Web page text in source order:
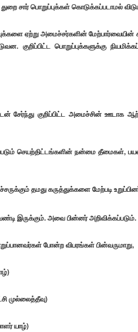
சார் பொறுப்புக்கள் கொடுக்கப்படாமல்
ஏற்று அமைச்சர்களின் மேற்பார்வையின்
பொறுப்புக்களுக்கு
சேர்ந்து குறிப்பிட்ட அமைச்சின் ஊடாக
செயற்திட்டங்களின் நன்மை தீமைகள்,
தமது கருத்துக்களை மேற்படி
இருக்கும். அவை பின்னர் அறிவிக்கப்படும்.
போன்ற விபரங்கள் பின்வருமாறு,
முல்லைத்தீவு)
யாழ்)